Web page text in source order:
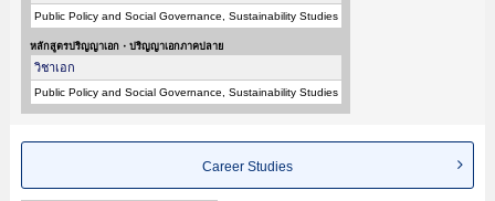
Public Policy and Social Governance, Sustainability Studies
หลักสูตรปริญญาเอก・ปริญญาเอกภาคปลาย
วิชาเอก
Public Policy and Social Governance, Sustainability Studies
Career Studies